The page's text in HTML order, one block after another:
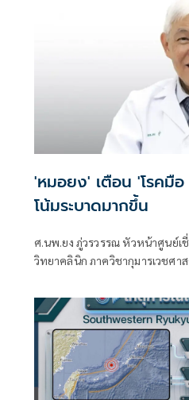
'หมอยง' เตือน 'โรคมื
โน้มระบาดมากขึ้น
ศ.นพ.ยง ภู่วรวรรณ หัวหน้าศูนย์เ
วิทยาคลินิก ภาควิชากุมารเวชศ